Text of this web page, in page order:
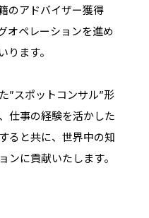
のアドバイザー獲得
オペレーションを進め
ります。
”スポットコンサル”形
仕事の経験を活かした
ると共に、世界中の知
ンに貢献いたします。